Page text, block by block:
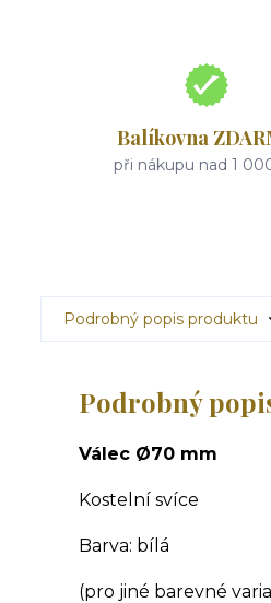
Balíkovna
při nákupu nad 1
Podrobný popis produktu
Podrobný
Válec Ø70 mm
Kostelní svíce
Barva: bílá
(pro jiné barevné